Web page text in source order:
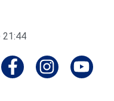
21:44